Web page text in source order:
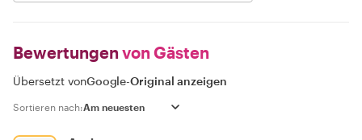
Bewertungen von Gästen
Übersetzt vonGoogle-Original anzeigen
Sortieren nach: